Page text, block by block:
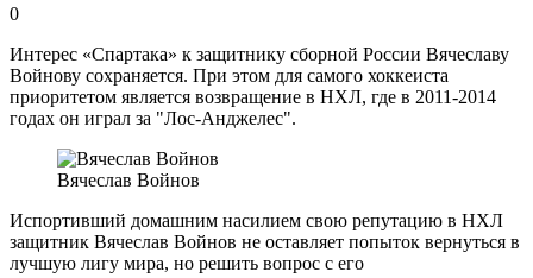
0
Интерес «Спартака» к защитнику сборной России Вячеславу
Войнову сохраняется. При этом для самого хоккеиста
приоритетом является возвращение в НХЛ, где в 2011-2014
годах он играл за "Лос-Анджелес".
Вячеслав Войнов
Испортивший домашним насилием свою репутацию в НХЛ
защитник Вячеслав Войнов не оставляет попыток вернуться в
лучшую лигу мира, но решить вопрос с его